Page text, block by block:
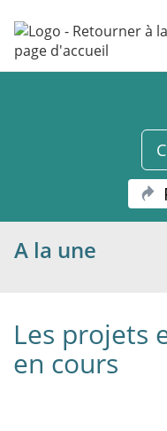
A la une
Les projets
en cours